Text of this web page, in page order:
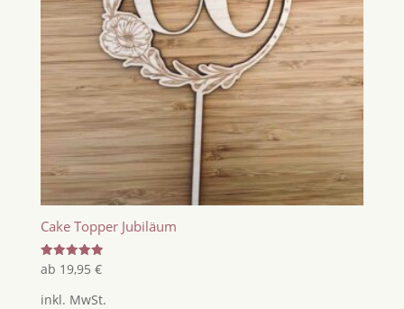
Cake Topper Jubiläum
Bewertet
mit
von 5
ab 19,95 €
inkl. MwSt.